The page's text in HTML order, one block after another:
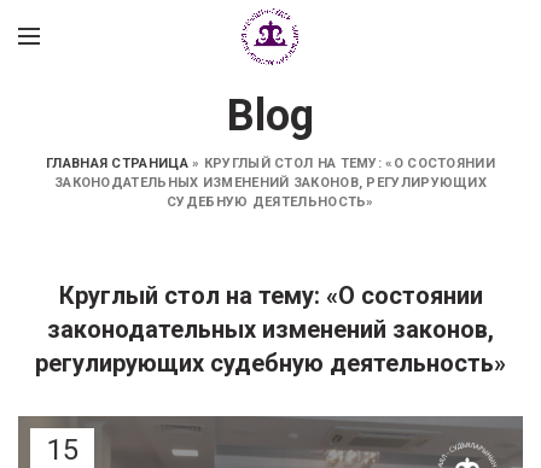
Blog
ГЛАВНАЯ СТРАНИЦА» КРУГЛЫЙ СТОЛ НА ТЕМУ: «О СОСТОЯНИИ
ЗАКОНОДАТЕЛЬНЫХ ИЗМЕНЕНИЙ ЗАКОНОВ, РЕГУЛИРУЮЩИХ
СУДЕБНУЮ ДЕЯТЕЛЬНОСТЬ»
Круглый стол на тему: «О состоянии
законодательных изменений законов,
регулирующих судебную деятельность»
15